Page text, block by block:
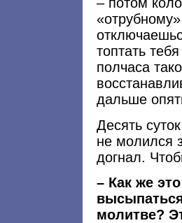
топтать
полчаса
дальше
Десять
не молился
догнал.
– Как же
молитве?